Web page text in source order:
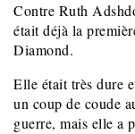
Contre Ruth
était déjà la
Diamond.
Elle était très dure
un coup de coude
guerre, mais elle